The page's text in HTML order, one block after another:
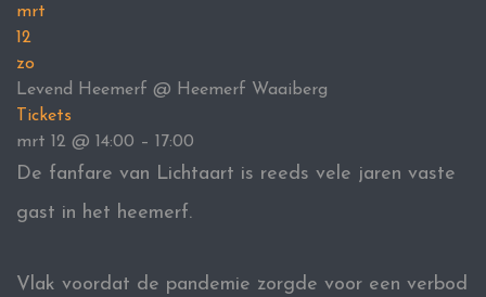
mrt
12
zo
Levend Heemerf @ Heemerf Waaiberg
Tickets
mrt 12 @ 14:00 – 17:00
De fanfare van Lichtaart is reeds vele jaren vaste
gast in het heemerf.
Vlak voordat de pandemie zorgde voor een verbod